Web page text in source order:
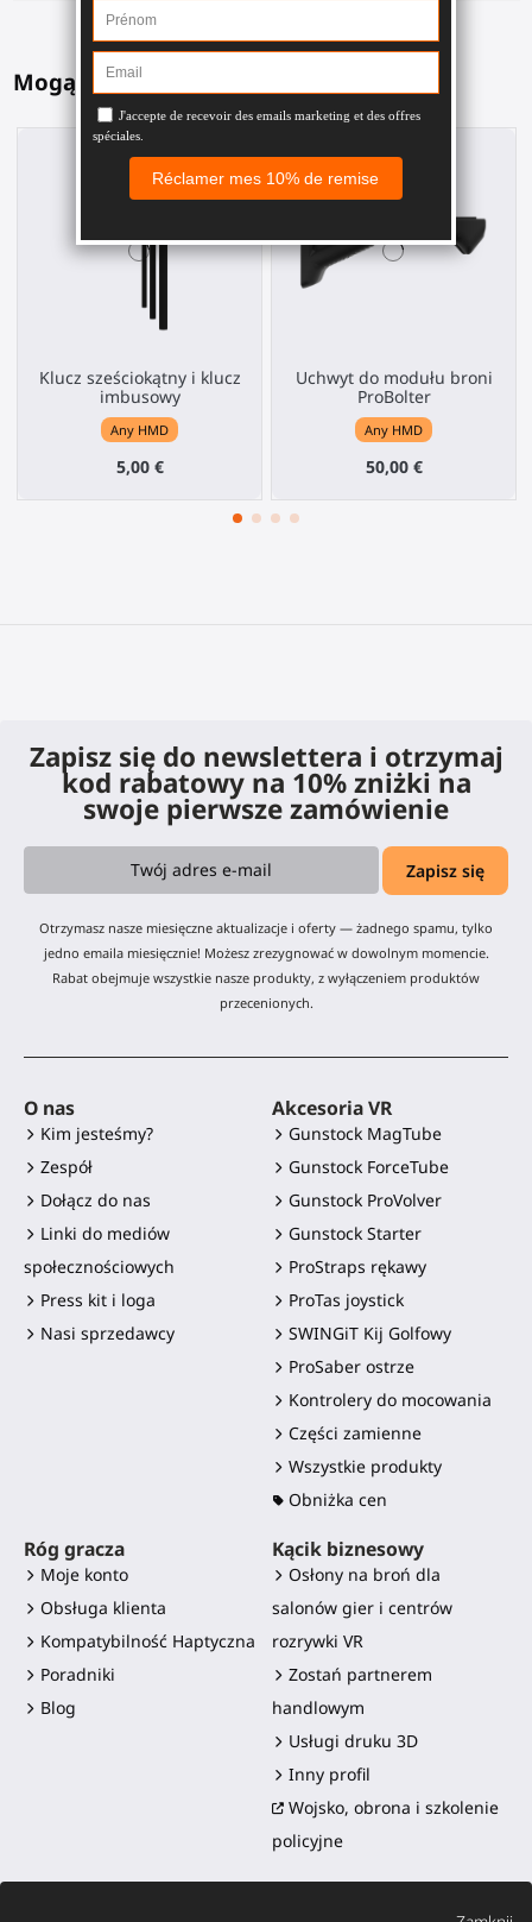
Mogą Ci się także spodobać
Klucz sześciokątny i klucz
imbusowy
Any HMD
5,00 €
Uchwyt do modułu broni
ProBolter
Any HMD
50,00 €
Zapisz się do newslettera i otrzymaj
kod rabatowy na 10% zniżki na
swoje pierwsze zamówienie
Otrzymasz nasze miesięczne aktualizacje i oferty — żadnego spamu, tylko
jedno emaila miesięcznie! Możesz zrezygnować w dowolnym momencie.
Rabat obejmuje wszystkie nasze produkty, z wyłączeniem produktów
przecenionych.
O nas
Kim jesteśmy?
Zespół
Dołącz do nas
Linki do mediów
społecznościowych
Press kit i loga
Nasi sprzedawcy
Akcesoria VR
Gunstock MagTube
Gunstock ForceTube
Gunstock ProVolver
Gunstock Starter
ProStraps rękawy
ProTas joystick
SWINGiT Kij Golfowy
ProSaber ostrze
Kontrolery do mocowania
Części zamienne
Wszystkie produkty
Obniżka cen
Róg gracza
Moje konto
Obsługa klienta
Kompatybilność Haptyczna
Poradniki
Blog
Kącik biznesowy
Osłony na broń dla
salonów gier i centrów
rozrywki VR
Zostań partnerem
handlowym
Usługi druku 3D
Inny profil
Wojsko, obrona i szkolenie
policyjne